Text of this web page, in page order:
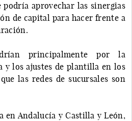
aprovechar las sinergias
de capital para hacer frente a
principalmente por la
los ajustes de plantilla en los
las redes de sucursales son
en Andalucía y Castilla y León,